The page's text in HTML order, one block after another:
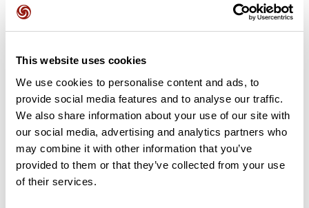
This website uses cookies
We use cookies to personalise content and ads, to
provide social media features and to analyse our traffic.
We also share information about your use of our site with
our social media, advertising and analytics partners who
may combine it with other information that you’ve
provided to them or that they’ve collected from your use
of their services.
Avis des utilisateurs
Soyez le premier à ajouter un avis !
Ajouter un avis
Résumé